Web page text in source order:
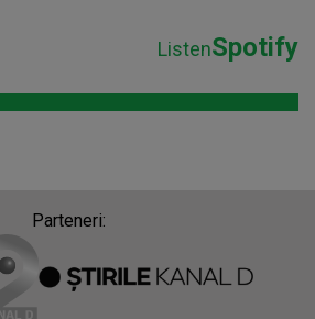
ListenSpotify
Parteneri: